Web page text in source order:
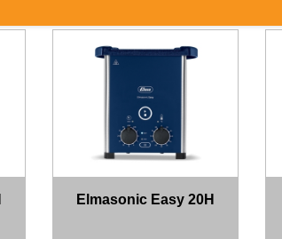
Elmasonic Easy 20H